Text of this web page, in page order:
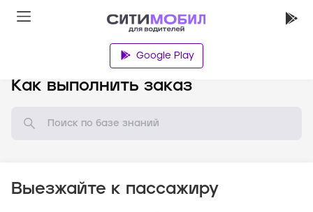
Google Play
Как выполнить заказ
Выезжайте к пассажиру